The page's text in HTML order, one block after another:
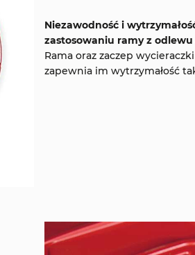
Niezawodność i
zastosowaniu ramy z
Rama oraz zaczep
zapewnia im wytrzymałość